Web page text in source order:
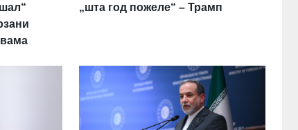
„шта год пожеле“ – Трамп